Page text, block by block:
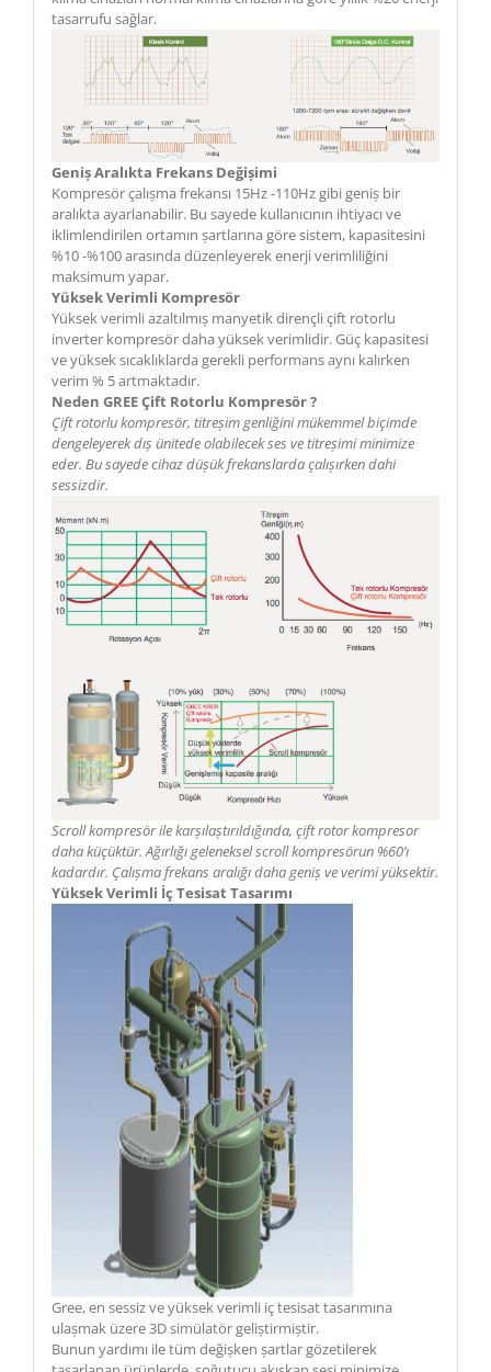
tasarrufu sağlar.
Geniș Aralıkta Frekans Değișimi
Kompresör çalıșma frekansı 15Hz -110Hz gibi geniș bir
aralıkta ayarlanabilir. Bu sayede kullanıcının ihtiyacı ve
iklimlendirilen ortamın șartlarına göre sistem, kapasitesini
%10 -%100 arasında düzenleyerek enerji verimliliğini
maksimum yapar.
Yüksek Verimli Kompresör
Yüksek verimli azaltılmıș manyetik dirençli çift rotorlu
inverter kompresör daha yüksek verimlidir. Güç kapasitesi
ve yüksek sıcaklıklarda gerekli performans aynı kalırken
verim % 5 artmaktadır.
Neden GREE Çift Rotorlu Kompresör ?
Çift rotorlu kompresör, titreșim genliğini mükemmel biçimde
dengeleyerek dıș ünitede olabilecek ses ve titreșimi minimize
eder. Bu sayede cihaz düșük frekanslarda çalıșırken dahi
sessizdir.
Scroll kompresör ile karșılaștırıldığında, çift rotor kompresor
daha küçüktür. Ağırlığı geleneksel scroll kompresörun %60’ı
kadardır. Çalıșma frekans aralığı daha geniș ve verimi yüksektir.
Yüksek Verimli İç Tesisat Tasarımı
Gree, en sessiz ve yüksek verimli iç tesisat tasarımına
ulașmak üzere 3D simülatör geliștirmiștir.
Bunun yardımı ile tüm değișken șartlar gözetilerek